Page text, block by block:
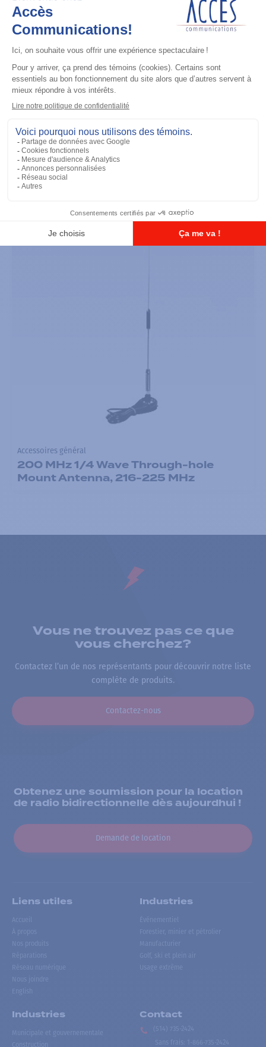
UHF 3.5dB Gain Through-hole Mount
Antenna, 470-494 MHz
Ajouter à la liste
Accessoires général
200 MHz 1/4 Wave Through-hole
Mount Antenna, 216-225 MHz
Vous ne trouvez pas ce que
vous cherchez?
Contactez l’un de nos représentants pour découvrir notre liste
complète de produits.
Contactez-nous
Obtenez une soumission pour la location
de radio bidirectionnelle dès aujourdhui !
Demande de location
Liens utiles
Accueil
À propos
Nos produits
Réparations
Réseau numérique
Nous joindre
English
Industries
Événementiel
Forestier, minier et pétrolier
Manufacturier
Golf, ski et plein air
Usage extrême
Industries
Municipale et gouvernementale
Construction
Contact
(514) 735-2424
Sans frais
1-866-735-2424